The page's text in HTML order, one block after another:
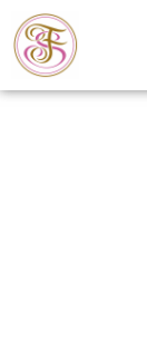
Przejdź
do
treści